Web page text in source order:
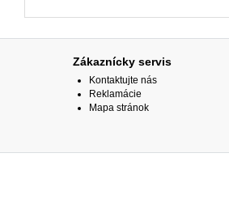
Zákaznícky servis
Kontaktujte nás
Reklamácie
Mapa stránok